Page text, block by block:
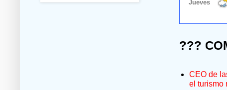
???
CEO de
el turismo